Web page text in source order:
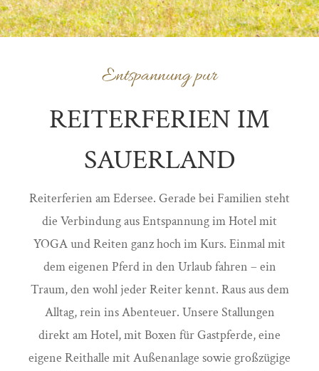
Entspannung pur
REITERFERIEN IM
SAUERLAND
Reiterferien am Edersee. Gerade bei Familien steht
die Verbindung aus Entspannung im Hotel mit
YOGA und Reiten ganz hoch im Kurs. Einmal mit
dem eigenen Pferd in den Urlaub fahren – ein
Traum, den wohl jeder Reiter kennt. Raus aus dem
Alltag, rein ins Abenteuer. Unsere Stallungen
direkt am Hotel, mit Boxen für Gastpferde, eine
eigene Reithalle mit Außenanlage sowie großzügige